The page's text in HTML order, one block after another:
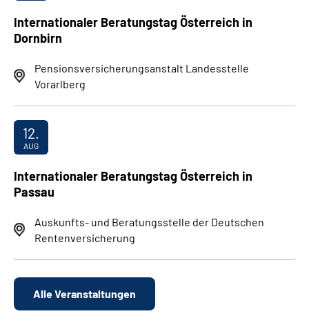
Internationaler Beratungstag Österreich in
Dornbirn
Pensionsversicherungsanstalt Landesstelle
Vorarlberg
Internationaler Beratungstag Österreich in
Passau
Auskunfts- und Beratungsstelle der Deutschen
Rentenversicherung
12.
AUG
Alle Veranstaltungen